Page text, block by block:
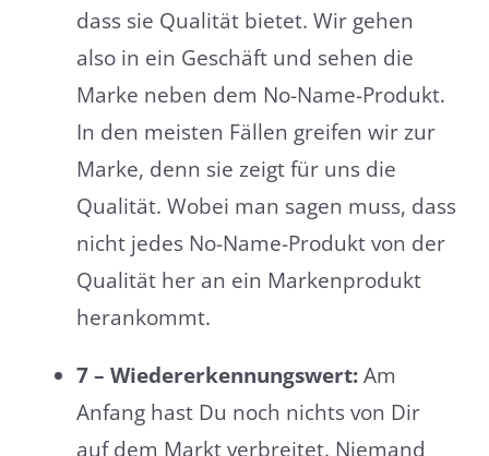
dass sie Qualität bietet. Wir gehen
also in ein Geschäft und sehen die
Marke neben dem No-Name-Produkt.
In den meisten Fällen greifen wir zur
Marke, denn sie zeigt für uns die
Qualität. Wobei man sagen muss, dass
nicht jedes No-Name-Produkt von der
Qualität her an ein Markenprodukt
herankommt.
7 – Wiedererkennungswert:Am
Anfang hast Du noch nichts von Dir
auf dem Markt verbreitet. Niemand